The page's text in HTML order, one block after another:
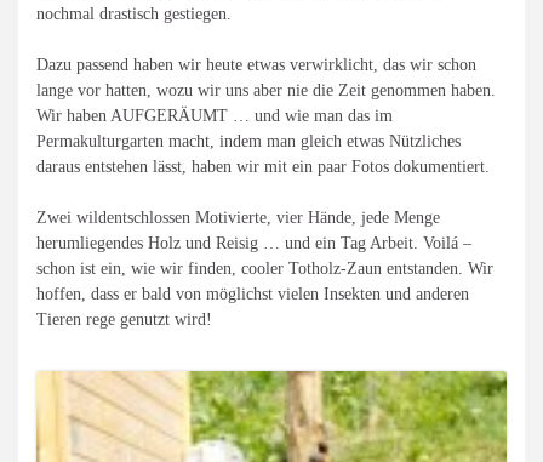
nochmal drastisch gestiegen.
Dazu passend haben wir heute etwas verwirklicht, das wir schon
lange vor hatten, wozu wir uns aber nie die Zeit genommen haben.
Wir haben AUFGERÄUMT … und wie man das im
Permakulturgarten macht, indem man gleich etwas Nützliches
daraus entstehen lässt, haben wir mit ein paar Fotos dokumentiert.
Zwei wildentschlossen Motivierte, vier Hände, jede Menge
herumliegendes Holz und Reisig … und ein Tag Arbeit. Voilá –
schon ist ein, wie wir finden, cooler Totholz-Zaun entstanden. Wir
hoffen, dass er bald von möglichst vielen Insekten und anderen
Tieren rege genutzt wird!